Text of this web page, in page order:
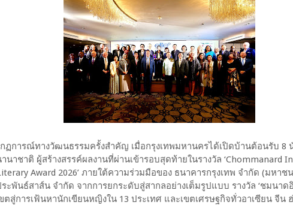
ฏการณ์ทางวัฒนธรรมครั้งสำคัญ เมื่อกรุงเทพมหานครได้เปิดบ้านต้อนรับ 8
านาชาติ ผู้สร้างสรรค์ผลงานที่ผ่านเข้ารอบสุดท้ายในรางวัล ‘Chommanard
Award 2026’ ภายใต้ความร่วมมือของ ธนาคารกรุงเทพ จำกัด (มหาช
ะพันธ์สาส์น จำกัด จากการยกระดับสู่สากลอย่างเต็มรูปแบบ รางวัล ‘ชมนาด
ตสู่การเฟ้นหานักเขียนหญิงใน 13 ประเทศ และเขตเศรษฐกิจทั่วอาเซียน จีน